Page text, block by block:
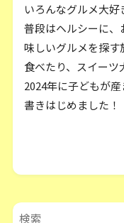
いろんなグルメ大好
普段はヘルシーに
味しいグルメを探す
食べたり、スイーツ
2024年に子どもが
書きはじめました！